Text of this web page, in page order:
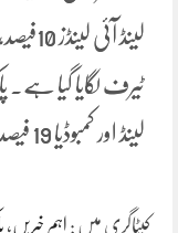
ٹیرف لگایا گیا ہے۔
لینڈ اور کمبوڈیا 19 فیصد ٹیرف والے ممالک میں شامل ہیں۔
کیٹاگری میں : اہم خبریں ،